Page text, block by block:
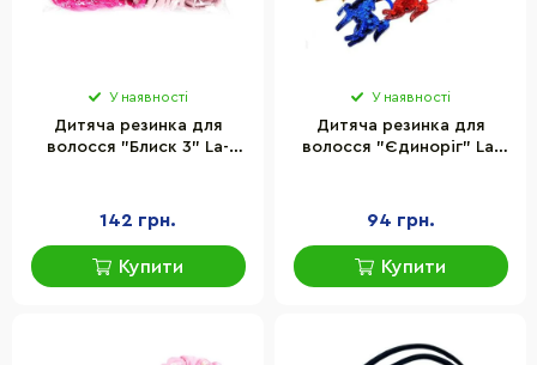
У наявності
Дитяча резинка для
волосся "Блиск 3" La-
142 грн.
Купити
У наявності
Дитяча резинка для
волосся "Єдиноріг" La-
94 грн.
Купити